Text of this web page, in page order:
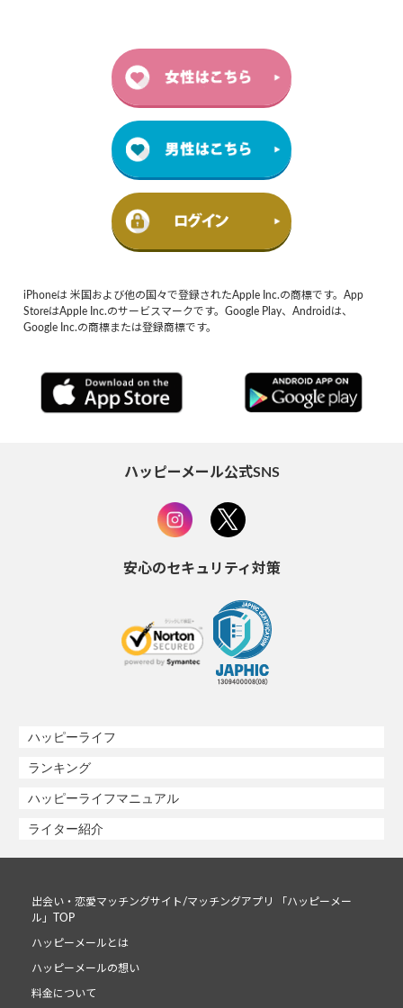
iPhoneは 米国および他の国々で登録されたApple Inc.の商標です。App
StoreはApple Inc.のサービスマークです。Google Play、Androidは、
Google Inc.の商標または登録商標です。
ハッピーメール公式SNS
安心のセキュリティ対策
ハッピーライフ
ランキング
ハッピーライフマニュアル
ライター紹介
出会い・恋愛マッチングサイト/マッチングアプリ 「ハッピーメー
ル」TOP
ハッピーメールとは
ハッピーメールの想い
料金について